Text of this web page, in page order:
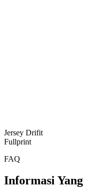
Jersey Drifit
Fullprint
FAQ
Informasi